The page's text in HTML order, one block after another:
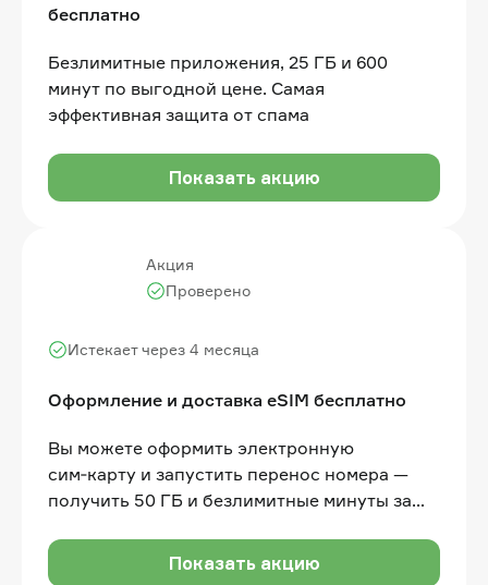
бесплатно
Безлимитные приложения, 25 ГБ и 600
минут по выгодной цене. Самая
эффективная защита от спама
Показать акцию
Акция
Оформление и доставка eSIM бесплатно
Истекает через 4 месяца
Проверено
Вы можете оформить электронную
сим‑карту и запустить перенос номера —
получить 50 ГБ и безлимитные минуты за
Показать акцию